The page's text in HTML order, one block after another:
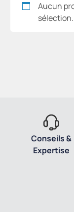
Aucun
sélection.
Conseils &
Expertise